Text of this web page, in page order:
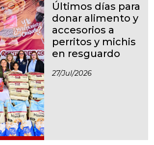
Últimos días para
donar alimento y
accesorios a
perritos y michis
en resguardo
27/jul/2026